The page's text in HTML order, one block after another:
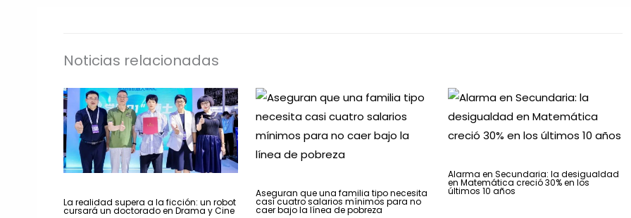
Noticias relacionadas
La realidad supera a la ficción: un robot
cursará un doctorado en Drama y Cine
Aseguran que una familia tipo necesita
casi cuatro salarios mínimos para no
caer bajo la línea de pobreza
Alarma en Secundaria: la desigualdad
en Matemática creció 30% en los
últimos 10 años